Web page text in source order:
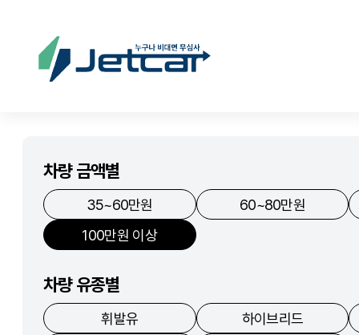
차량 금액별
35~60만원
60~80만원
100만원 이상
차량 유종별
휘발유
하이브리드